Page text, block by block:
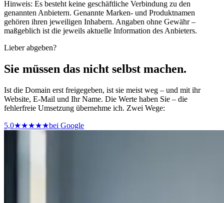
Hinweis: Es besteht keine geschäftliche Verbindung zu den
genannten Anbietern. Genannte Marken- und Produktnamen
gehören ihren jeweiligen Inhabern. Angaben ohne Gewähr –
maßgeblich ist die jeweils aktuelle Information des Anbieters.
Lieber abgeben?
Sie müssen das nicht selbst machen.
Ist die Domain erst freigegeben, ist sie meist weg – und mit ihr
Website, E-Mail und Ihr Name. Die Werte haben Sie – die
fehlerfreie Umsetzung übernehme ich. Zwei Wege:
5,0★★★★★bei Google